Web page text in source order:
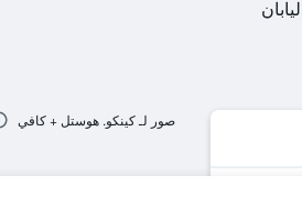
صور لـ كينكو. هوستل + كافي